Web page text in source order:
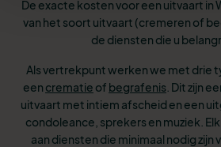
De exacte kosten voor een uitvaart in
van het soort uitvaart (cremeren of
de diensten die u
Als vertrekpunt werken we met drie
een crematie of begrafenis . Dit zijn
uitvaart met intiem afscheid en een
condoleance, sprekers en muziek.
aan diensten die minimaal nodig zijn